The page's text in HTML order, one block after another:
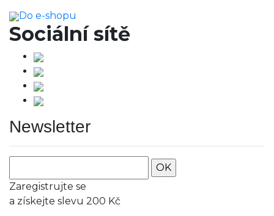
Do e-shopu
Sociální sítě
Newsletter
OK
Zaregistrujte se
a získejte slevu 200 Kč